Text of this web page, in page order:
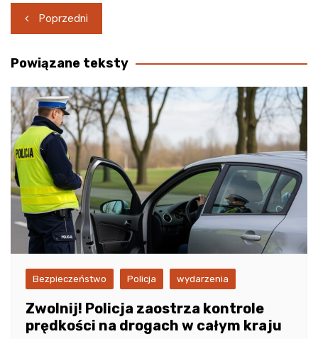
Nawigacja
wpisu
Poprzedni
Powiązane teksty
Bezpieczeństwo Policja wydarzenia
Zwolnij! Policja zaostrza kontrole
prędkości na drogach w całym kraju